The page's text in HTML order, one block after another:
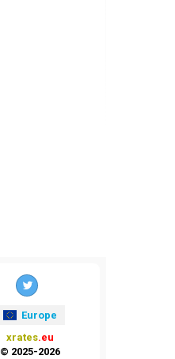
Europe
xrates.eu
© 2025-2026